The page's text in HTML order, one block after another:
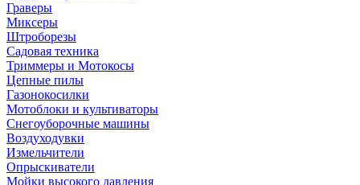
Граверы
Миксеры
Штроборезы
Садовая техника
Триммеры и Мотокосы
Цепные пилы
Газонокосилки
Мотоблоки и культиваторы
Снегоуборочные машины
Воздуходувки
Измельчители
Опрыскиватели
Мойки высокого давления